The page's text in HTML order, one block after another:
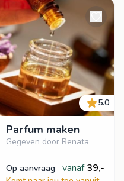
5.0
Parfum maken
Gegeven door Renata
op aanvraag vanaf 39,-